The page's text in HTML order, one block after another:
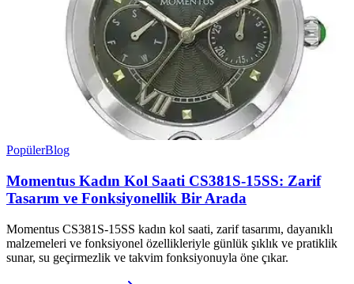
PopülerBlog
Momentus Kadın Kol Saati CS381S-15SS: Zarif
Tasarım ve Fonksiyonellik Bir Arada
Momentus CS381S-15SS kadın kol saati, zarif tasarımı, dayanıklı
malzemeleri ve fonksiyonel özellikleriyle günlük şıklık ve pratiklik
sunar, su geçirmezlik ve takvim fonksiyonuyla öne çıkar.